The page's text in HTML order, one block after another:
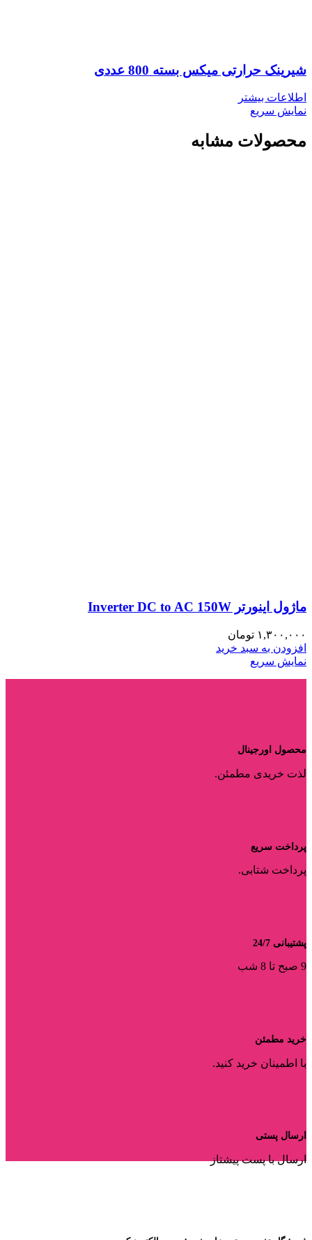
شیرینک حرارتی میکس بسته 800 عددی
اطلاعات بیشتر
نمایش سریع
محصولات مشابه
ماژول اینورتر Inverter DC to AC 150W
۱,۳۰۰,۰۰۰ تومان
افزودن به سبد خرید
نمایش سریع
محصول اورجینال
لذت خریدی مطمئن.
پرداخت سریع
پرداخت شتابی.
پشتیبانی 24/7
9 صبح تا 8 شب
خرید مطمئن
با اطمینان خرید کنید.
ارسال پستی
ارسال با پست پیشتاز